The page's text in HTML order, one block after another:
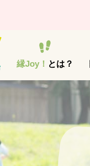
縁Joy！ とは？